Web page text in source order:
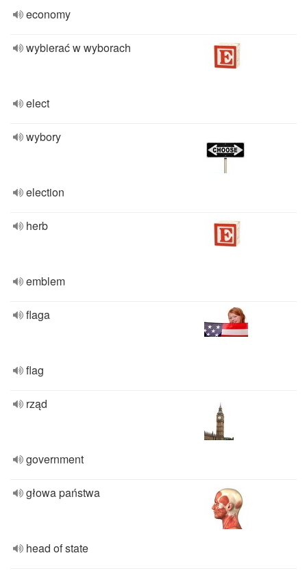
economy
wybierać w wyborach
elect
wybory
election
herb
emblem
flaga
flag
rząd
government
głowa państwa
head of state